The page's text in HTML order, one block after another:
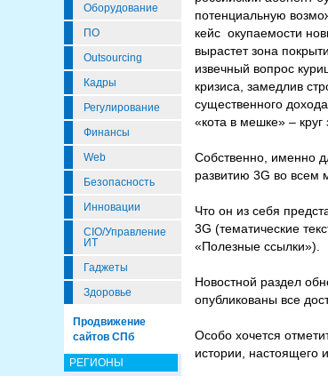
Оборудование
ПО
Outsourcing
Кадры
Регулирование
Финансы
Web
Безопасность
Инновации
CIO/Управление
ИТ
Гаджеты
Здоровье
Продвижение
сайтов СПб
РЕГИОНЫ
потенциальную
кейс окупаемости
вырастет зона
извечный вопрос
кризиса, замедлив
существенного
«кота в мешке» – круг
Собственно, именно
развитию 3G во всем
Что он из себя
3G (тематические
«Полезные ссылки»).
Новостной раздел
опубликованы все
Особо хочется
истории, настоящего